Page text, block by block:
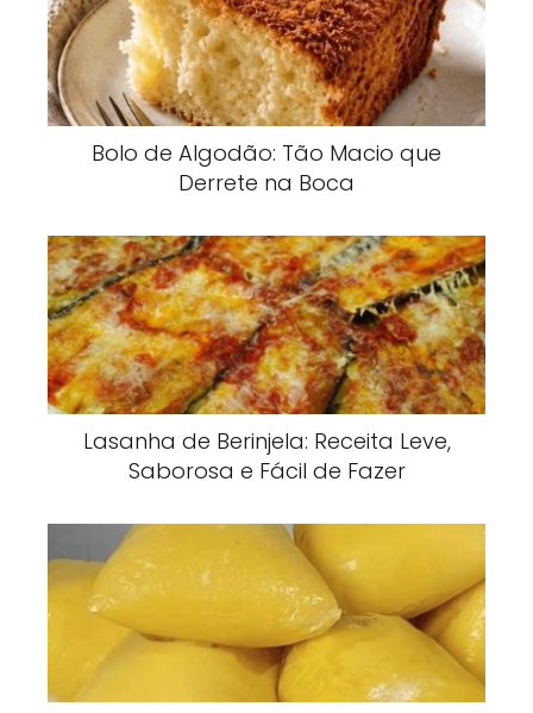
Bolo de Algodão: Tão Macio que
Derrete na Boca
Lasanha de Berinjela: Receita Leve,
Saborosa e Fácil de Fazer